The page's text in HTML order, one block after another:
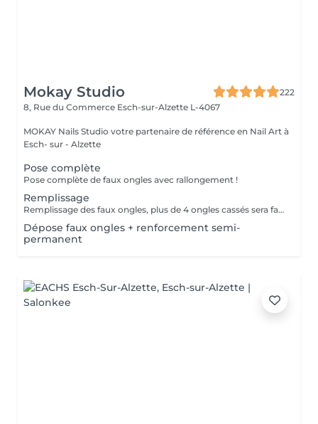
Mokay Studio
222
8, Rue du Commerce Esch-sur-Alzette L-4067
MOKAY Nails Studio votre partenaire de référence en Nail Art à
Esch- sur - Alzette
Pose complète
Pose complète de faux ongles avec rallongement !
Remplissage
Remplissage des faux ongles, plus de 4 ongles cassés sera facturé une nouvelle pose !Le remplissage doit être effectué dans les 4 semaines à compter du jour de la pose, les 4 semaines dépassées vous sera facturé un supplément de 10€! Tout changement de format vous sera également facturé !
Dépose faux ongles + renforcement semi-
permanent